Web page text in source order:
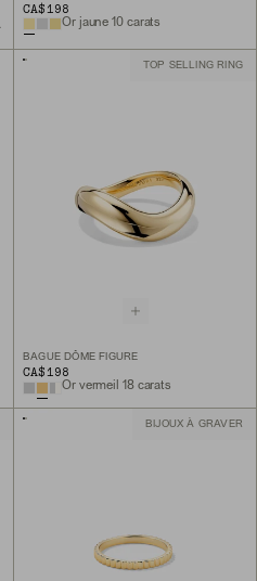
CA$198
Or jaune 10 carats
TOP SELLING RING
BAGUE DÔME FIGURE
CA$198
Or vermeil 18 carats
BIJOUX À GRAVER